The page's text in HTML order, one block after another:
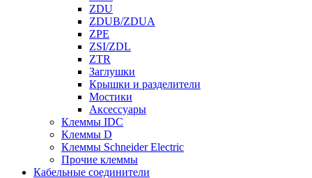
ZDU
ZDUB/ZDUA
ZPE
ZSI/ZDL
ZTR
Заглушки
Крышки и разделители
Мостики
Аксессуары
Клеммы IDC
Клеммы D
Клеммы Schneider Electric
Прочие клеммы
Кабельные соединители